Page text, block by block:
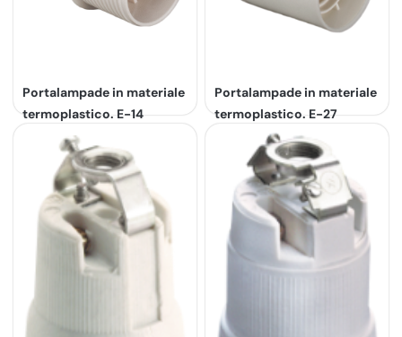
Portalampade in materiale
termoplastico. E-14
Portalampade in materiale
termoplastico. E-27